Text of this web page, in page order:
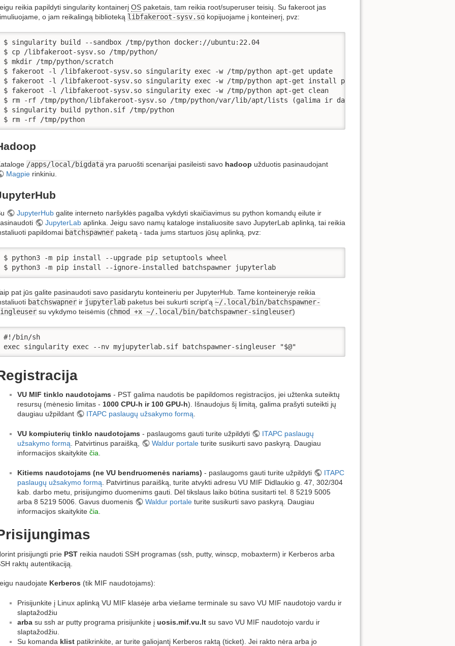
reikia papildyti singularity kontainerį OS paketais, tam reikia root/superuser teisių. Su fakeroot jas
o jam reikalingą biblioteką libfakeroot-sysv.so kopijuojame į konteinerį, pvz:
$ singularity build --sandbox /tmp/python docker://ubuntu:22.04
$ cp /libfakeroot-sysv.so /tmp/python/
$ mkdir /tmp/python/scratch
$ fakeroot -l /libfakeroot-sysv.so singularity exec -w /tmp/python apt-get update
$ fakeroot -l /libfakeroot-sysv.so singularity exec -w /tmp/python apt-get install python3.10 ...
$ fakeroot -l /libfakeroot-sysv.so singularity exec -w /tmp/python apt-get clean
$ rm -rf /tmp/python/libfakeroot-sysv.so /tmp/python/var/lib/apt/lists (galima ir daugiau išvalyti, ko
$ singularity build python.sif /tmp/python
$ rm -rf /tmp/python
/apps/local/bigdata yra paruošti scenarijai pasileisti savo hadoop užduotis pasinaudojant
Magpierinkiniu.
JupyterHubgalite interneto naršyklės pagalba vykdyti skaičiavimus su python komandų eilute ir
JupyterLabaplinka. Jeigu savo namų kataloge instaliuosite savo JupyterLab aplinką, tai reikia
papildomai batchspawner paketą - tada jums startuos jūsų aplinką, pvz:
$ python3 -m pip install --upgrade pip setuptools wheel
$ python3 -m pip install --ignore-installed batchspawner jupyterlab
pat jūs galite pasinaudoti savo pasidarytu konteineriu per JupyterHub. Tame konteineryje reikia
batchswapner ir jupyterlab paketus bei sukurti script'ą ~/.local/bin/batchspawner-
su vykdymo teisėmis (chmod +x ~/.local/bin/batchspawner-singleuser)
#!/bin/sh
exec singularity exec --nv myjupyterlab.sif batchspawner-singleuser "$@"
VU MIF tinklo naudotojams - PST galima naudotis be papildomos registracijos, jei užtenka suteiktų
resursų (mėnesio limitas - 1000 CPU-h ir 100 GPU-h). Išnaudojus šį limitą, galima prašyti suteikti jų
daugiau užpildant
ITAPC paslaugų užsakymo formą.
VU kompiuterių tinklo naudotojams - paslaugoms gauti turite užpildyti
ITAPC paslaugų
užsakymo formą . Patvirtinus paraišką, Waldur portaleturite susikurti savo paskyrą. Daugiau
informacijos skaitykite čia
Kitiems naudotojams (ne VU bendruomenės nariams) - paslaugoms gauti turite užpildyti
ITAPC
paslaugų užsakymo formą . Patvirtinus paraišką, turite atvykti adresu VU MIF Didlaukio g. 47, 302/304
kab. darbo metu, prisijungimo duomenims gauti. Dėl tikslaus laiko būtina susitarti tel. 8 5219 5005
arba 8 5219 5006. Gavus duomenis
Waldur portaleturite susikurti savo paskyrą. Daugiau
informacijos skaitykite čia
prisijungti prie PST reikia naudoti SSH programas (ssh, putty, winscp, mobaxterm) ir Kerberos arba
raktų autentikaciją.
naudojate Kerberos (tik MIF naudotojams):
Prisijunkite į Linux aplinką VU MIF klasėje arba viešame terminale su savo VU MIF naudotojo vardu ir
slaptažodžiu
arba su ssh ar putty programa prisijunkite į uosis.mif.vu.lt su savo VU MIF naudotojo vardu ir
slaptažodžiu.
Su komanda klist patikrinkite, ar turite galiojantį Kerberos raktą (ticket). Jei rakto nėra arba jo